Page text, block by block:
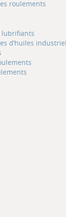
roulements
lubrifiants
d’huiles